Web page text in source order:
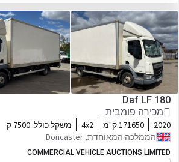
Daf LF 180
מכירה פומבית
2020 171650 ק"מ 4x2 משקל כולל: 7500 ק
הממלכה המאוחדת, Doncaster
COMMERCIAL VEHICLE AUCTIONS LIMITED